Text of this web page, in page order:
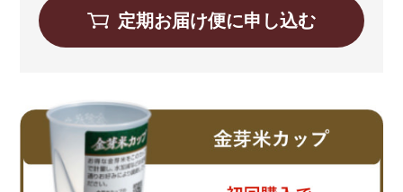
定期お届け便に申し込む